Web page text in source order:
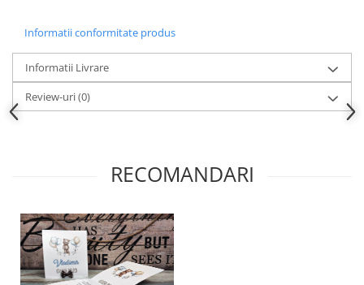
Informatii conformitate produs
Informatii Livrare
Review-uri(0)
RECOMANDARI